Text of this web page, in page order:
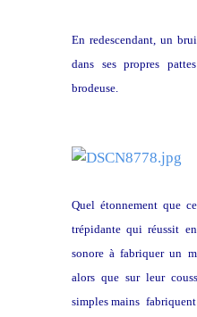
En redescendant, un
dans ses propres
brodeuse.
Quel étonnement que
trépidante qui réussit
sonore à fabriquer un
alors que sur leur
simples mains